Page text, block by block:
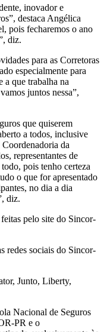
inovador e
destaca Angélica
pois fecharemos o ano
diz.
para as Corretoras
especialmente para
a que trabalha na
juntos nessa”,
que quiserem
a todos, inclusive
da
representantes de
pois tenho certeza
o que for apresentado
no dia a dia
diz.
pelo site do Sincor-
redes sociais do Sincor-
Junto, Liberty,
Nacional de Seguros
PR e o